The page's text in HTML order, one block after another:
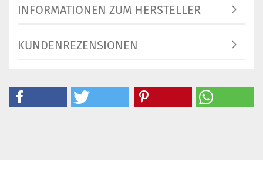
INFORMATIONEN ZUM HERSTELLER
KUNDENREZENSIONEN